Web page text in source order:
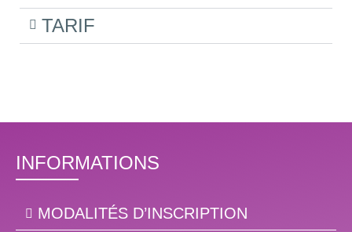
TARIF
INFORMATIONS
MODALITÉS D’INSCRIPTION